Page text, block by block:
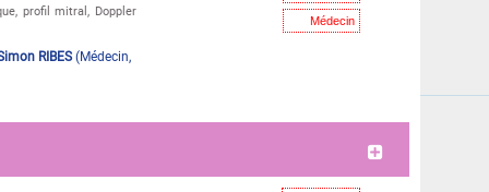
Médecin
profil mitral, Doppler
RIBES(Médecin,